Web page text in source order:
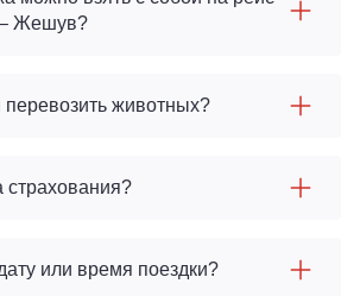
Жешув?
животных?
страхования?
или время поездки?